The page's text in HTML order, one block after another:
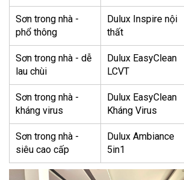
Sơn trong nhà -
phổ thông
Dulux Inspire nội
thất
Sơn trong nhà - dễ
lau chùi
Dulux EasyClean
LCVT
Sơn trong nhà -
kháng virus
Dulux EasyClean
Kháng Virus
Sơn trong nhà -
siêu cao cấp
Dulux Ambiance
5in1